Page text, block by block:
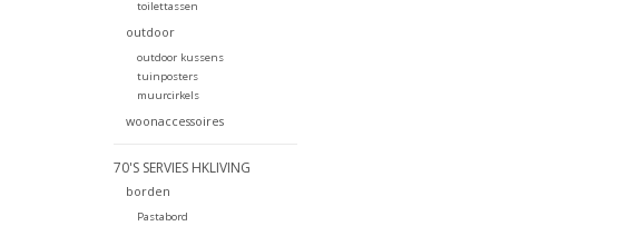
toilettassen
outdoor
outdoor kussens
tuinposters
muurcirkels
woonaccessoires
70'S SERVIES HKLIVING
borden
Pastabord